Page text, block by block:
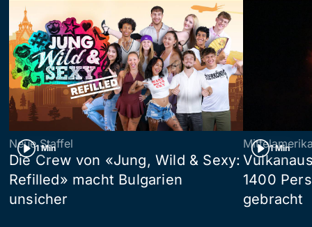
1 Min
Neue Staffel
Die Crew von «Jung, Wild & Sexy:
Refilled» macht Bulgarien
unsicher
1 Min
1400
gebracht